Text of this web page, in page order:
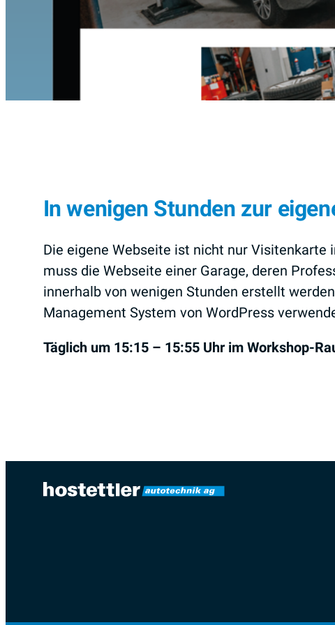
In wenigen Stunden zur
Die eigene Webseite ist nicht nur Visitenkarte
muss die Webseite einer Garage, deren
innerhalb von wenigen Stunden erstellt
Management System von WordPress
Täglich um 15:15 – 15:55 Uhr im Workshop-